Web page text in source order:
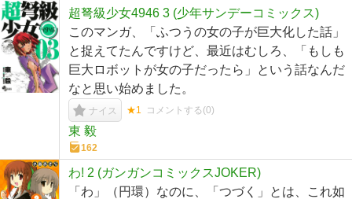
超弩級少女4946 3 (少年サンデーコミックス)
このマンガ、「ふつうの女の子が巨大化した話」
と捉えてたんですけど、最近はむしろ、「もしも
巨大ロボットが女の子だったら」という話なんだ
なと思い始めました。
ナイス ★1 コメントする(0)
東 毅
162
わ! 2 (ガンガンコミックスJOKER)
「わ」（円環）なのに、「つづく」とは、これ如